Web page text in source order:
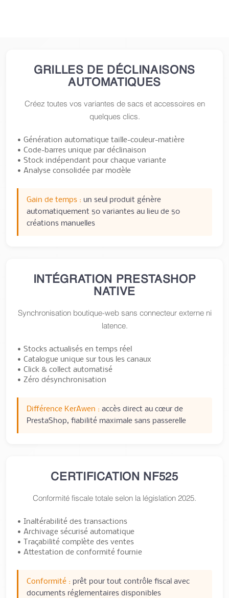
GRILLES DE DÉCLINAISONS
AUTOMATIQUES
Créez toutes vos variantes de sacs et accessoires en
quelques clics.
• Génération automatique taille-couleur-matière
• Code-barres unique par déclinaison
• Stock indépendant pour chaque variante
• Analyse consolidée par modèle
Gain de temps : un seul produit génère
automatiquement 50 variantes au lieu de 50
créations manuelles
INTÉGRATION PRESTASHOP
NATIVE
Synchronisation boutique-web sans connecteur externe ni
latence.
• Stocks actualisés en temps réel
• Catalogue unique sur tous les canaux
• Click & collect automatisé
• Zéro désynchronisation
Différence KerAwen : accès direct au cœur de
PrestaShop, fiabilité maximale sans passerelle
CERTIFICATION NF525
Conformité fiscale totale selon la législation 2025.
• Inaltérabilité des transactions
• Archivage sécurisé automatique
• Traçabilité complète des ventes
• Attestation de conformité fournie
Conformité : prêt pour tout contrôle fiscal avec
documents réglementaires disponibles